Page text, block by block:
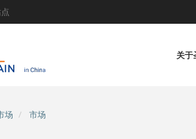
关于
场 市场